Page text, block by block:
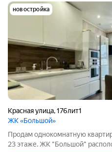
новостройка
Красная улица,176лит1
ЖК «Большой»
Продам однокомнатную
23 этаже. ЖК "Большой"